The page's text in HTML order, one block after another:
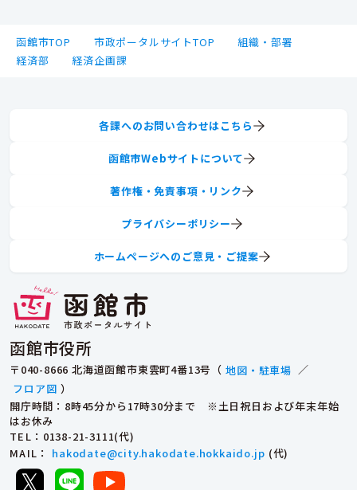
函館市TOP 市政ポータルサイトTOP
組織・部署
経済部
経済企画課
函館市役所
〒040-8666 北海道函館市東雲町4番13号（ 地図・駐車場 ／
フロア図 ）
開庁時間：8時45分から17時30分まで ※土日祝日および年末年始
はお休み
TEL ：0138-21-3111(代)
MAIL ： hakodate@city.hakodate.hokkaido.jp (代)
各課へのお問い合わせはこちら
函館市Webサイトについて
著作権・免責事項・リンク
プライバシーポリシー
ホームページへのご意見・ご提案